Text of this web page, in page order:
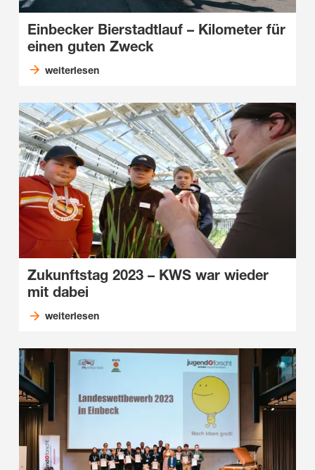
Einbecker Bierstadtlauf – Kilometer für
einen guten Zweck
weiterlesen
Zukunftstag 2023 – KWS war wieder
mit dabei
weiterlesen